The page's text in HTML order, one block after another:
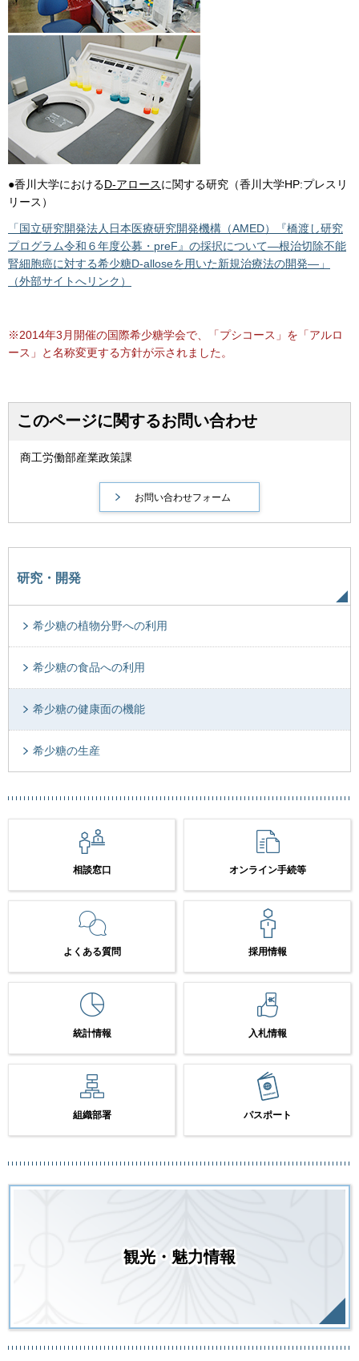
●香川大学におけるD-アロースに関する研究（香川大学HP:プレスリ
リース）
「国立研究開発法人日本医療研究開発機構（AMED）『橋渡し研究
プログラム令和６年度公募・preF』の採択について―根治切除不能
腎細胞癌に対する希少糖D-alloseを用いた新規治療法の開発―」
（外部サイトへリンク）
※2014年3月開催の国際希少糖学会で、「プシコース」を「アルロ
ース」と名称変更する方針が示されました。
このページに関するお問い合わせ
商工労働部産業政策課
研究・開発
希少糖の植物分野への利用
希少糖の食品への利用
希少糖の健康面の機能
希少糖の生産
相談窓口 オンライン手続等
よくある質問 採用情報
統計情報 入札情報
組織部署 パスポート
観光・魅力情報